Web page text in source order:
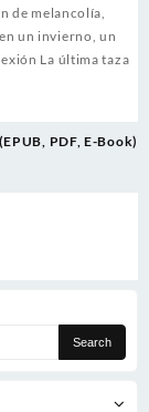
de melancolía,
un invierno, un
La última taza
PDF, E-Book)